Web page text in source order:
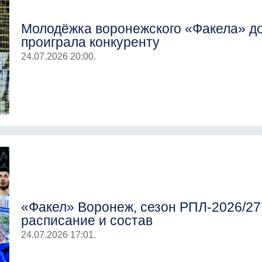
Молодёжка воронежского «Факела»
проиграла конкуренту
24.07.2026 20:00.
«Факел» Воронеж, сезон РПЛ-2026/
расписание и состав
24.07.2026 17:01.